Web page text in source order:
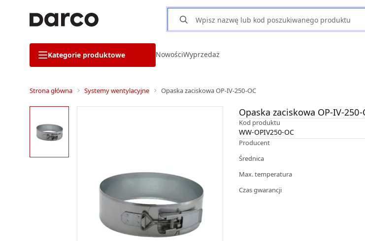
Kategorie produktowe NowościWyprzedaż
Strona główna Systemy wentylacyjne Opaska zaciskowa OP-IV-250-OC
Opaska zaciskowa OP-IV-250-
Kod produktu
WW-OPIV250-OC
Producent
Średnica
Max. temperatura
Czas gwarancji